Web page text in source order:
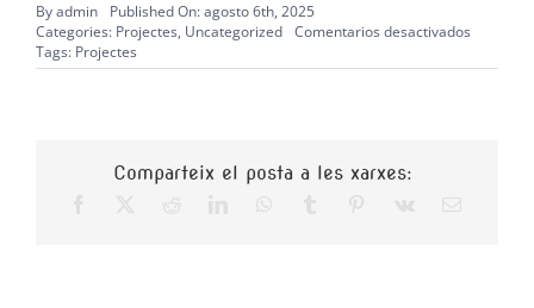
Byadmin
Published On: agosto 6th, 2025
Categories: Projectes, Uncategorized Comentarios desactivados
Alejandro
Tags: Projectes
Comparteix el posta a les xarxes: